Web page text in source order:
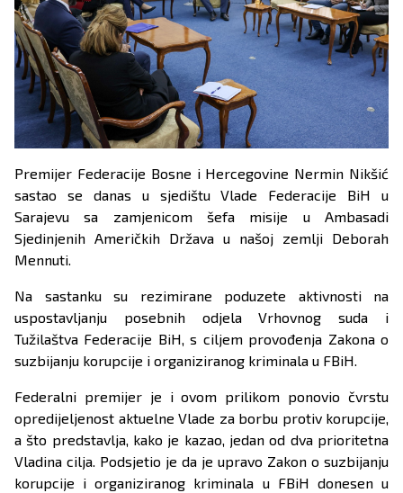
Premijer Federacije Bosne i Hercegovine Nermin Nikšić
sastao se danas u sjedištu Vlade Federacije BiH u
Sarajevu sa zamjenicom šefa misije u Ambasadi
Sjedinjenih Američkih Država u našoj zemlji Deborah
Mennuti.
Na sastanku su rezimirane poduzete aktivnosti na
uspostavljanju posebnih odjela Vrhovnog suda i
Tužilaštva Federacije BiH, s ciljem provođenja Zakona o
suzbijanju korupcije i organiziranog kriminala u FBiH.
Federalni premijer je i ovom prilikom ponovio čvrstu
opredijeljenost aktuelne Vlade za borbu protiv korupcije,
a što predstavlja, kako je kazao, jedan od dva prioritetna
Vladina cilja. Podsjetio je da je upravo Zakon o suzbijanju
korupcije i organiziranog kriminala u FBiH donesen u